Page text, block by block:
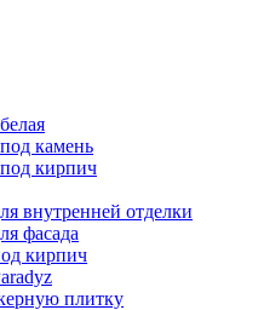
камень
кирпич
внутренней отделки
фасада
кирпич
плитку